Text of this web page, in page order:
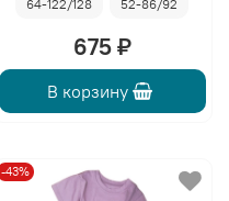
64-122/128 52-86/92
675 ₽
В корзину
-43%